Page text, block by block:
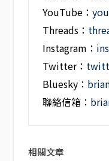
YouTube：
Threads：
Instagram：
Twitter：
Bluesky：
聯絡信箱：
相關文章